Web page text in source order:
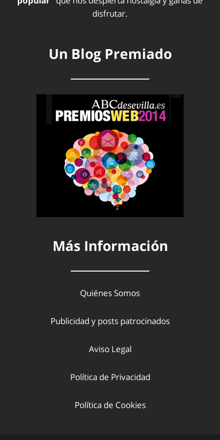
disfrutar.
Un Blog Premiado
Más Información
Quiénes Somos
Publicidad y posts patrocinados
Aviso Legal
Política de Privacidad
Política de Cookies